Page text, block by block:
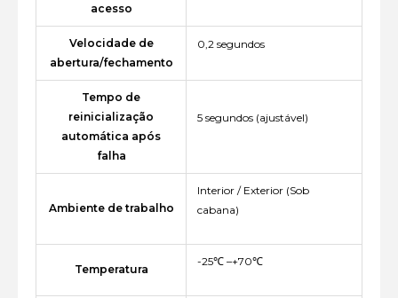
acesso
Velocidade de
abertura/fechamento
0,2 segundos
Tempo de
reinicialização
automática após
falha
5 segundos (ajustável)
Ambiente de trabalho
Interior / Exterior (Sob
cabana)
Temperatura
-25℃ –+70℃